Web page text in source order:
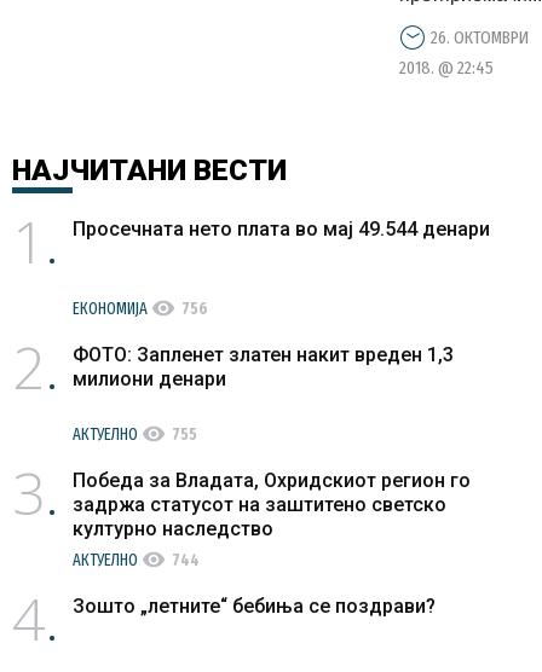
26. ОКТОМВРИ
2018. @ 22:45
НАЈЧИТАНИ ВЕСТИ
1 Просечната нето плата во мај 49.544 денари
ЕКОНОМИЈА visibility 756
2
ФОТО: Запленет златен накит вреден 1,3
милиони денари
АКТУЕЛНО visibility 755
3
Победа за Владата, Охридскиот регион го
задржа статусот на заштитено светско
културно наследство
АКТУЕЛНО visibility 744
4 Зошто „летните“ бебиња се поздрави?